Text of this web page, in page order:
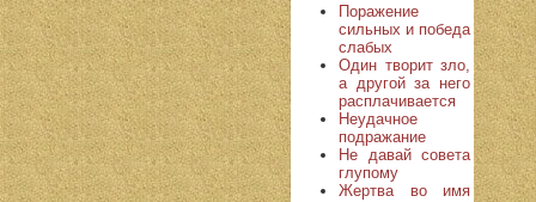
Поражение
сильных и победа
слабых
Один творит зло,
а другой за него
расплачивается
Неудачное
подражание
Не давай совета
глупому
Жертва во имя